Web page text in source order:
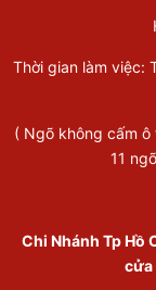
Thời gian làm việc:
( Ngõ không cấm
11
Chi Nhánh Tp Hồ
cửa